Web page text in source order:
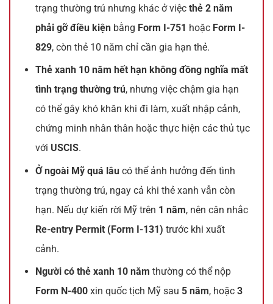
trạng thường trú nhưng khác ở việcthẻ 2 năm
phải gỡ điều kiện bằng Form I-751 hoặc Form I-
829, còn thẻ 10 năm chỉ cần gia hạn thẻ.
Thẻ xanh 10 năm hết hạn không đồng nghĩa mất
tình trạng thường trú, nhưng việc chậm gia hạn
có thể gây khó khăn khi đi làm, xuất nhập cảnh,
chứng minh nhân thân hoặc thực hiện các thủ tục
với USCIS.
Ở ngoài Mỹ quá lâu có thể ảnh hưởng đến tình
trạng thường trú, ngay cả khi thẻ xanh vẫn còn
hạn. Nếu dự kiến rời Mỹ trên 1 năm, nên cân nhắc
Re-entry Permit (Form I-131) trước khi xuất
cảnh.
Người có thẻ xanh 10 năm thường có thể nộp
Form N-400 xin quốc tịch Mỹ sau 5 năm, hoặc3